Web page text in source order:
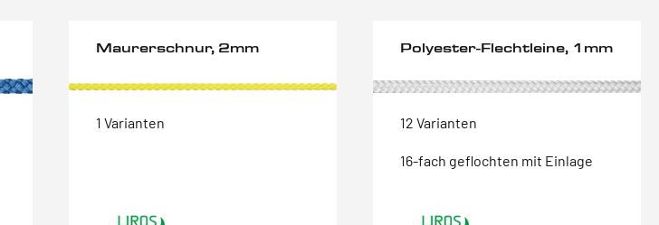
Maurerschnur, 2mm
1 Varianten
Polyester-Flechtleine, 1mm
12 Varianten
16-fach geflochten mit Einlage